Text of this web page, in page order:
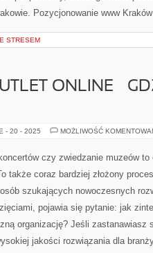
Pozycjonowanie www
STRESEM
ONLINE –
- 20 - 2025 MOŻLIWOŚĆ
czy zwiedzanie muzeów
także coraz bardziej złożony
szukających nowoczesnych
pojawia się pytanie: jak
organizację? Jeśli zastanawiasz
jakości rozwiązania dla